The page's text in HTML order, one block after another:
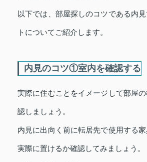
以下では、部屋探しのコツである内
トについてご紹介します。
内見のコツ①室内を確認する
実際に住むことをイメージして部屋
認しましょう。
内見に出向く前に転居先で使用する家
実際に置けるか確認してみましょう。